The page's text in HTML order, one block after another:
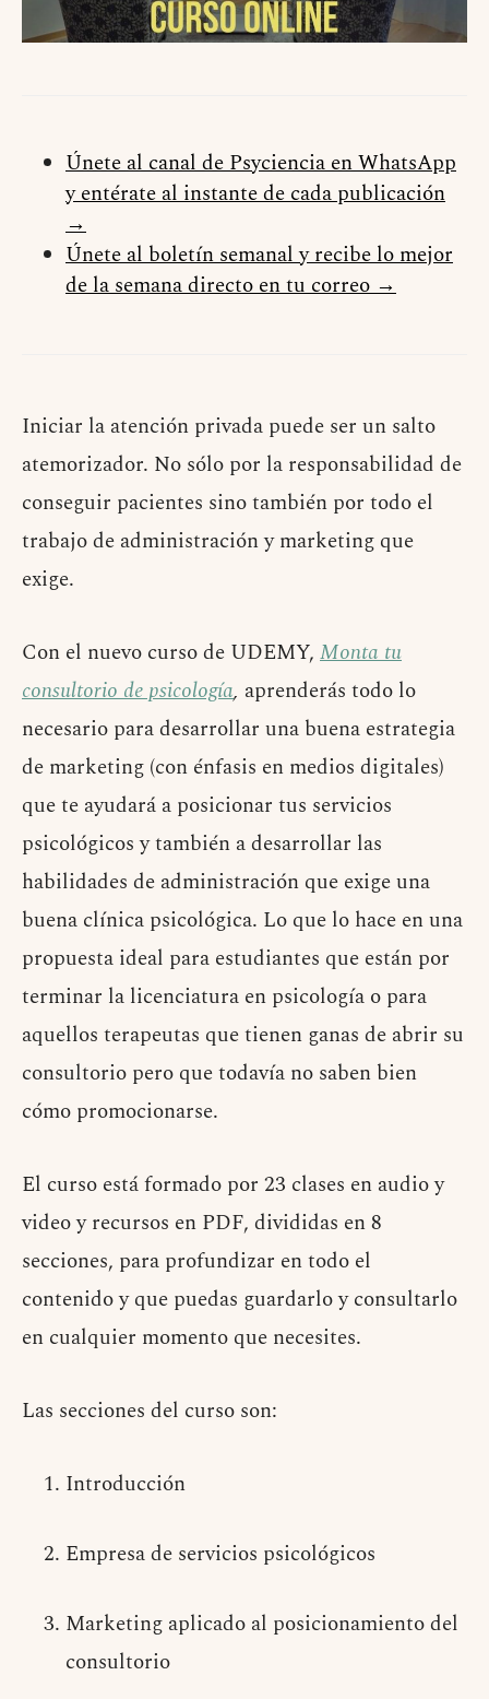
Únete al canal de Psyciencia en WhatsApp
y entérate al instante de cada publicación
→
Únete al boletín semanal y recibe lo mejor
de la semana directo en tu correo →
Iniciar la atención privada puede ser un salto
atemorizador. No sólo por la responsabilidad de
conseguir pacientes sino también por todo el
trabajo de administración y marketing que
exige.
Con el nuevo curso de UDEMY, Monta tu
consultorio de psicología, aprenderás todo lo
necesario para desarrollar una buena estrategia
de marketing (con énfasis en medios digitales)
que te ayudará a posicionar tus servicios
psicológicos y también a desarrollar las
habilidades de administración que exige una
buena clínica psicológica. Lo que lo hace en una
propuesta ideal para estudiantes que están por
terminar la licenciatura en psicología o para
aquellos terapeutas que tienen ganas de abrir su
consultorio pero que todavía no saben bien
cómo promocionarse.
El curso está formado por 23 clases en audio y
video y recursos en PDF, divididas en 8
secciones, para profundizar en todo el
contenido y que puedas guardarlo y consultarlo
en cualquier momento que necesites.
Las secciones del curso son:
Introducción
Empresa de servicios psicológicos
Marketing aplicado al posicionamiento del
consultorio